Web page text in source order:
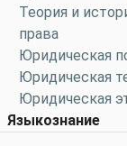
Теория и
права
Юридическая
Юридическая
Юридическая
Языкознание